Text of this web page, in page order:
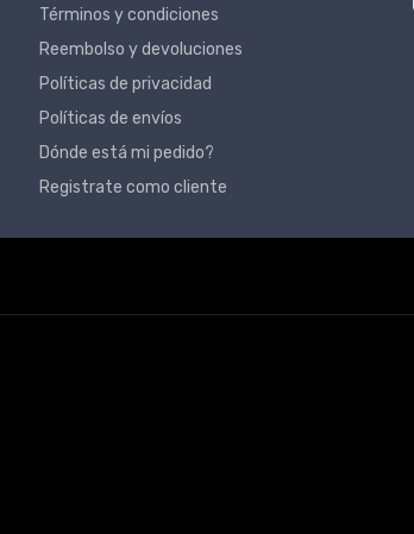
Términos y condiciones
Reembolso y devoluciones
Políticas de privacidad
Políticas de envíos
Dónde está mi pedido?
Registrate como cliente